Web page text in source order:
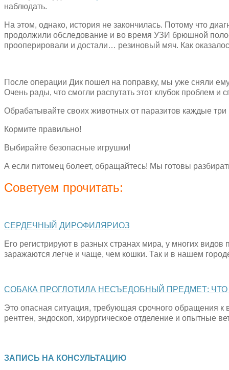
наблюдать.
На этом, однако, история не закончилась. Потому что
продолжили обследование и во время УЗИ брюшной
прооперировали и достали… резиновый мяч. Как
После операции Дик пошел на поправку, мы уже сняли
Очень рады, что смогли распутать этот клубок проблем
Обрабатывайте своих животных от паразитов каждые три
Кормите правильно!
Выбирайте безопасные игрушки!
А если питомец болеет, обращайтесь! Мы готовы
Советуем прочитать:
СЕРДЕЧНЫЙ ДИРОФИЛЯРИОЗ
Его регистрируют в разных странах мира, у многих
заражаются легче и чаще, чем кошки. Так и в нашем
СОБАКА ПРОГЛОТИЛА НЕСЪЕДОБНЫЙ ПРЕДМЕТ: ЧТО
Это опасная ситуация, требующая срочного обращения к
рентген, эндоскоп, хирургическое отделение и опытные
ЗАПИСЬ НА КОНСУЛЬТАЦИЮ